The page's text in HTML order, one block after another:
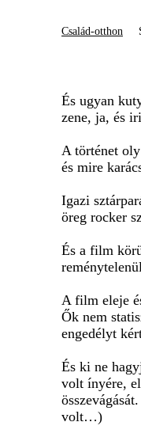
Család-otthon
És ugyan
zene, ja, és
A történet
és mire
Igazi
öreg rocker
És a film
A film eleje
Ők nem
engedélyt
És ki ne
volt ínyére,
volt…)